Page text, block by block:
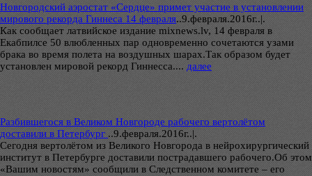
Новгородский аэростат «Сердце» примет участие в установлении
мирового рекорда Гиннеса 14 февраля..9.февраля.2016г..|.
Как сообщает латвийское издание mixnews.lv, 14 февраля в
Екабпилсе 50 влюбленных пар одновременно сочетаются узами
брака во время полета на воздушных шарах.Так образом будет
установлен мировой рекорд Гиннесса.... далее
Разбившегося в Великом Новгороде рабочего вертолётом
доставили в Петербург ..9.февраля.2016г..|.
Сегодня вертолётом из Великого Новгорода в нейрохирургический
институт в Петербурге доставили пострадавшего рабочего.Об этом
«Вашим новостям» сообщили в Следственном комитете – его